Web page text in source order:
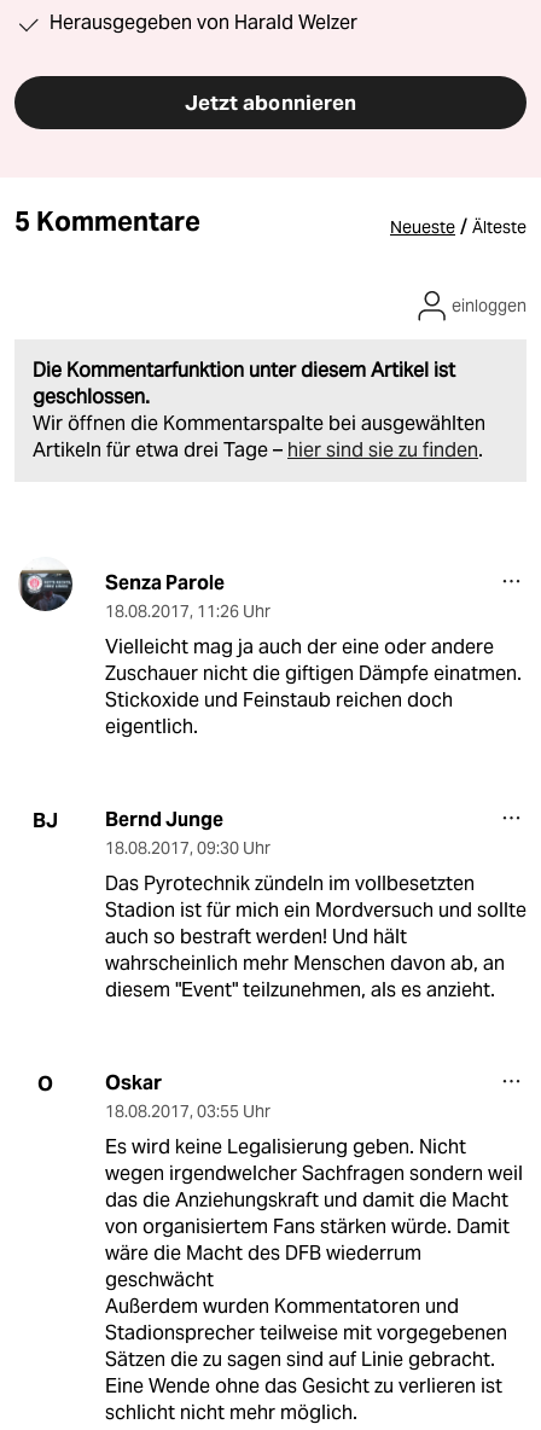
Herausgegeben von Harald Welzer
Jetzt abonnieren
5 Kommentare Neueste / Älteste
Die Kommentarfunktion unter diesem Artikel ist
geschlossen.
Wir öffnen die Kommentarspalte bei ausgewählten
Artikeln für etwa drei Tage – hier sind sie zu finden.
einloggen
Senza Parole
18.08.2017, 11:26 Uhr
Vielleicht mag ja auch der eine oder andere
Zuschauer nicht die giftigen Dämpfe einatmen.
Stickoxide und Feinstaub reichen doch
eigentlich.
BJ Bernd Junge
18.08.2017, 09:30 Uhr
Das Pyrotechnik zündeln im vollbesetzten
Stadion ist für mich ein Mordversuch und sollte
auch so bestraft werden! Und hält
wahrscheinlich mehr Menschen davon ab, an
diesem "Event" teilzunehmen, als es anzieht.
O Oskar
18.08.2017, 03:55 Uhr
Es wird keine Legalisierung geben. Nicht
wegen irgendwelcher Sachfragen sondern weil
das die Anziehungskraft und damit die Macht
von organisiertem Fans stärken würde. Damit
wäre die Macht des DFB wiederrum
geschwächt
Außerdem wurden Kommentatoren und
Stadionsprecher teilweise mit vorgegebenen
Sätzen die zu sagen sind auf Linie gebracht.
Eine Wende ohne das Gesicht zu verlieren ist
schlicht nicht mehr möglich.